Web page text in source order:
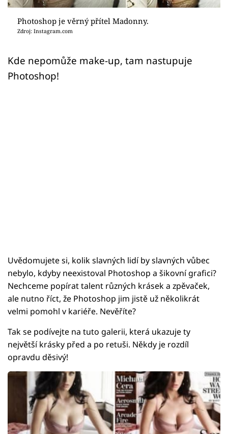
Přihlášení
Sledujte nás
Photoshop je věrný přítel Madonny.
Zdroj: Instagram.com
Kde nepomůže make-up, tam nastupuje
Photoshop!
Uvědomujete si, kolik slavných lidí by slavných vůbec
nebylo, kdyby neexistoval Photoshop a šikovní grafici?
Nechceme popírat talent různých krásek a zpěvaček,
ale nutno říct, že Photoshop jim jistě už několikrát
velmi pomohl v kariéře. Nevěříte?
Tak se podívejte na tuto galerii, která ukazuje ty
největší krásky před a po retuši. Někdy je rozdíl
opravdu děsivý!